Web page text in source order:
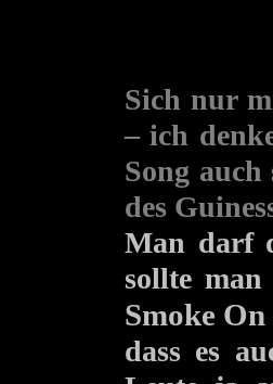
Sich nur
– ich
Song
des
Man darf
sollte man
Smoke
dass es